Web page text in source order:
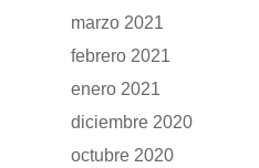
marzo 2021
febrero 2021
enero 2021
diciembre 2020
octubre 2020